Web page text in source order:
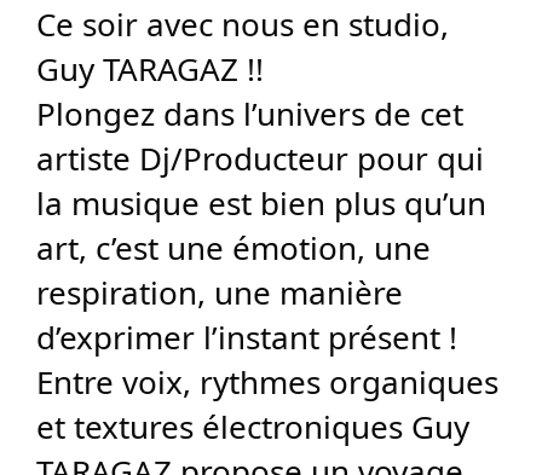
Ce soir avec nous en studio,
Guy TARAGAZ !!
Plongez dans l’univers de cet
artiste Dj/Producteur pour qui
la musique est bien plus qu’un
art, c’est une émotion, une
respiration, une manière
d’exprimer l’instant présent !
Entre voix, rythmes organiques
et textures électroniques Guy